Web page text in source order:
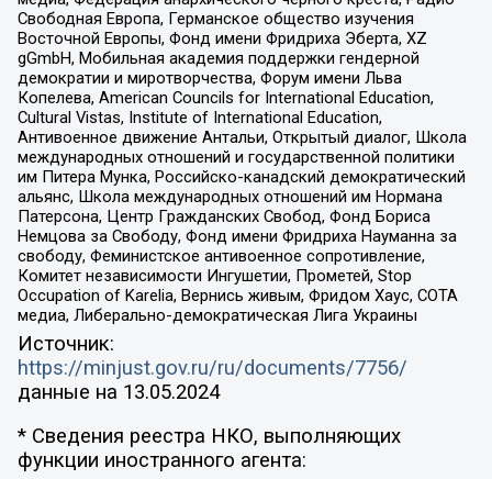
Свободная Европа, Германское общество изучения
Восточной Европы, Фонд имени Фридриха Эберта, XZ
gGmbH, Мобильная академия поддержки гендерной
демократии и миротворчества, Форум имени Льва
Копелева, American Councils for International Education,
Cultural Vistas, Institute of International Education,
Антивоенное движение Антальи, Открытый диалог, Школа
международных отношений и государственной политики
им Питера Мунка, Российско-канадский демократический
альянс, Школа международных отношений им Нормана
Патерсона, Центр Гражданских Свобод, Фонд Бориса
Немцова за Свободу, Фонд имени Фридриха Науманна за
свободу, Феминистское антивоенное сопротивление,
Комитет независимости Ингушетии, Прометей, Stop
Occupation of Karelia, Вернись живым, Фридом Хаус, СОТА
медиа, Либерально-демократическая Лига Украины
Источник:
https://minjust.gov.ru/ru/documents/7756/
данные на 13.05.2024
* Сведения реестра НКО, выполняющих
функции иностранного агента: